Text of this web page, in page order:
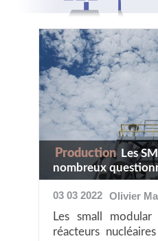
Production Les
nombreux
03 03 2022 Olivier
Les small
réacteurs